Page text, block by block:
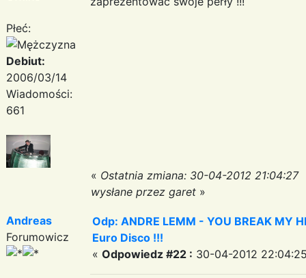
Płeć:
Debiut:
2006/03/14
Wiadomości:
661
« Ostatnia zmiana: 30-04-2012 21:04:27
wysłane przez garet »
Andreas
Forumowicz
Odp: ANDRE LEMM - YOU BREAK MY
Euro Disco !!!
« Odpowiedz #22 : 30-04-2012